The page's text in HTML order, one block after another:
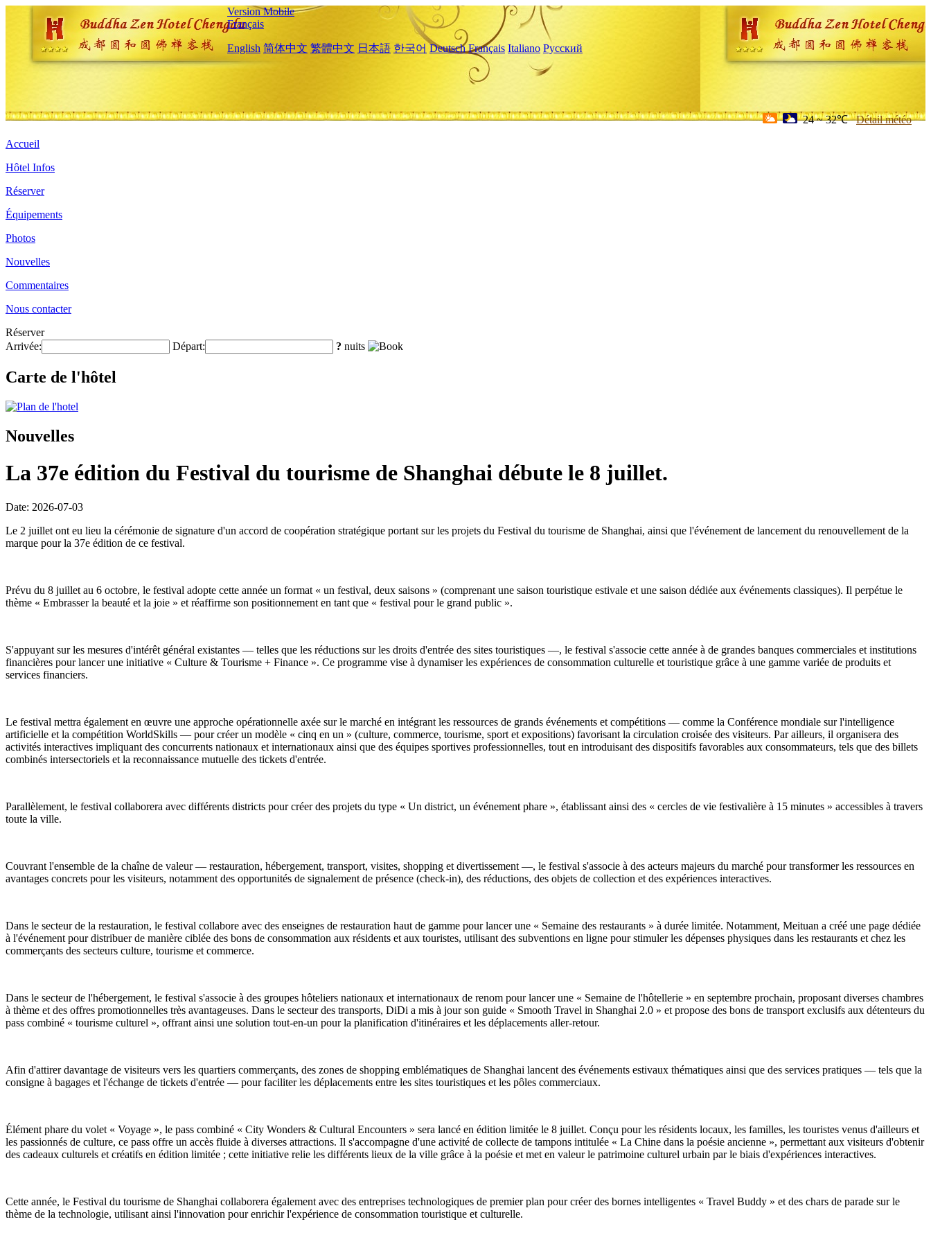
Version Mobile
Français
English 简体中文 繁體中文 日本語 한국어 Deutsch Français Italiano Русский
24 ~ 32℃ Détail météo
Accueil
Hôtel Infos
Réserver
Équipements
Photos
Nouvelles
Commentaires
Nous contacter
Réserver
Arrivée:
Départ: ? nuits
Carte de l'hôtel
Nouvelles
La 37e édition du Festival du tourisme de Shanghai débute le 8 juillet.
Date: 2026-07-03
Le 2 juillet ont eu lieu la cérémonie de signature d'un accord de coopération stratégique portant sur les projets du Festival du tourisme de Shanghai, ainsi que l'événement de lancement du renouvellement de la
marque pour la 37e édition de ce festival.
Prévu du 8 juillet au 6 octobre, le festival adopte cette année un format « un festival, deux saisons » (comprenant une saison touristique estivale et une saison dédiée aux événements classiques). Il perpétue le
thème « Embrasser la beauté et la joie » et réaffirme son positionnement en tant que « festival pour le grand public ».
S'appuyant sur les mesures d'intérêt général existantes — telles que les réductions sur les droits d'entrée des sites touristiques —, le festival s'associe cette année à de grandes banques commerciales et institutions
financières pour lancer une initiative « Culture & Tourisme + Finance ». Ce programme vise à dynamiser les expériences de consommation culturelle et touristique grâce à une gamme variée de produits et
services financiers.
Le festival mettra également en œuvre une approche opérationnelle axée sur le marché en intégrant les ressources de grands événements et compétitions — comme la Conférence mondiale sur l'intelligence
artificielle et la compétition WorldSkills — pour créer un modèle « cinq en un » (culture, commerce, tourisme, sport et expositions) favorisant la circulation croisée des visiteurs. Par ailleurs, il organisera des
activités interactives impliquant des concurrents nationaux et internationaux ainsi que des équipes sportives professionnelles, tout en introduisant des dispositifs favorables aux consommateurs, tels que des billets
combinés intersectoriels et la reconnaissance mutuelle des tickets d'entrée.
Parallèlement, le festival collaborera avec différents districts pour créer des projets du type « Un district, un événement phare », établissant ainsi des « cercles de vie festivalière à 15 minutes » accessibles à travers
toute la ville.
Couvrant l'ensemble de la chaîne de valeur — restauration, hébergement, transport, visites, shopping et divertissement —, le festival s'associe à des acteurs majeurs du marché pour transformer les ressources en
avantages concrets pour les visiteurs, notamment des opportunités de signalement de présence (check-in), des réductions, des objets de collection et des expériences interactives.
Dans le secteur de la restauration, le festival collabore avec des enseignes de restauration haut de gamme pour lancer une « Semaine des restaurants » à durée limitée. Notamment, Meituan a créé une page dédiée
à l'événement pour distribuer de manière ciblée des bons de consommation aux résidents et aux touristes, utilisant des subventions en ligne pour stimuler les dépenses physiques dans les restaurants et chez les
commerçants des secteurs culture, tourisme et commerce.
Dans le secteur de l'hébergement, le festival s'associe à des groupes hôteliers nationaux et internationaux de renom pour lancer une « Semaine de l'hôtellerie » en septembre prochain, proposant diverses chambres
à thème et des offres promotionnelles très avantageuses. Dans le secteur des transports, DiDi a mis à jour son guide « Smooth Travel in Shanghai 2.0 » et propose des bons de transport exclusifs aux détenteurs du
pass combiné « tourisme culturel », offrant ainsi une solution tout-en-un pour la planification d'itinéraires et les déplacements aller-retour.
Afin d'attirer davantage de visiteurs vers les quartiers commerçants, des zones de shopping emblématiques de Shanghai lancent des événements estivaux thématiques ainsi que des services pratiques — tels que la
consigne à bagages et l'échange de tickets d'entrée — pour faciliter les déplacements entre les sites touristiques et les pôles commerciaux.
Élément phare du volet « Voyage », le pass combiné « City Wonders & Cultural Encounters » sera lancé en édition limitée le 8 juillet. Conçu pour les résidents locaux, les familles, les touristes venus d'ailleurs et
les passionnés de culture, ce pass offre un accès fluide à diverses attractions. Il s'accompagne d'une activité de collecte de tampons intitulée « La Chine dans la poésie ancienne », permettant aux visiteurs d'obtenir
des cadeaux culturels et créatifs en édition limitée ; cette initiative relie les différents lieux de la ville grâce à la poésie et met en valeur le patrimoine culturel urbain par le biais d'expériences interactives.
Cette année, le Festival du tourisme de Shanghai collaborera également avec des entreprises technologiques de premier plan pour créer des bornes intelligentes « Travel Buddy » et des chars de parade sur le
thème de la technologie, utilisant ainsi l'innovation pour enrichir l'expérience de consommation touristique et culturelle.